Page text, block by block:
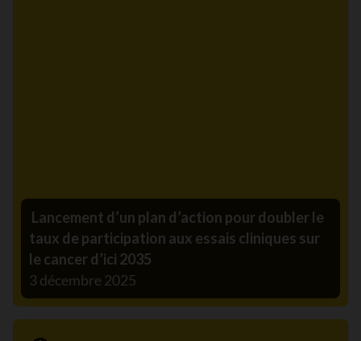
Lancement d’un plan d’action pour doubler le
taux de participation aux essais cliniques sur
le cancer d’ici 2035
3 décembre 2025